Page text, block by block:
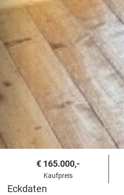
€ 165.000,-
Kaufpreis
Eckdaten